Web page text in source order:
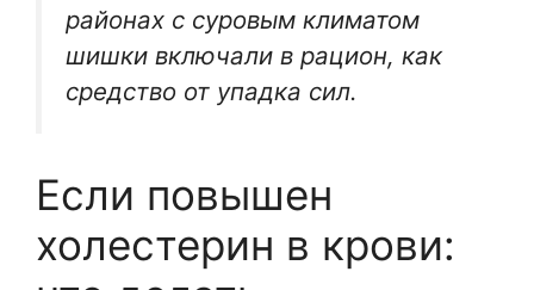
районах с суровым климатом
шишки включали в рацион, как
средство от упадка сил.
Если повышен
холестерин в крови: